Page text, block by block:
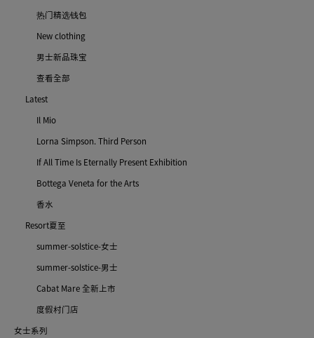
热门精选钱包
New clothing
男士新品珠宝
查看全部
Latest
Il Mio
Lorna Simpson. Third Person
If All Time Is Eternally Present Exhibition
Bottega Veneta for the Arts
香水
Resort夏至
summer-solstice-女士
summer-solstice-男士
Cabat Mare 全新上市
度假村门店
女士系列